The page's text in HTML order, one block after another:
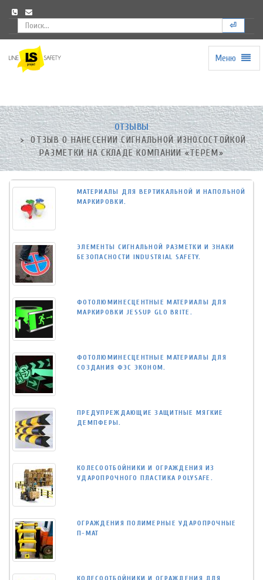
⏎
to
homepage
Меню
ОТЗЫВЫ
ОТЗЫВ О НАНЕСЕНИИ СИГНАЛЬНОЙ ИЗНОСОСТОЙКОЙ
РАЗМЕТКИ НА СКЛАДЕ КОМПАНИИ «ТЕРЕМ»
МАТЕРИАЛЫ ДЛЯ ВЕРТИКАЛЬНОЙ И НАПОЛЬНОЙ
МАРКИРОВКИ.
ЭЛЕМЕНТЫ СИГНАЛЬНОЙ РАЗМЕТКИ И ЗНАКИ
БЕЗОПАСНОСТИ INDUSTRIAL SAFETY.
ФОТОЛЮМИНЕСЦЕНТНЫЕ МАТЕРИАЛЫ ДЛЯ
МАРКИРОВКИ JESSUP GLO BRITE.
ФОТОЛЮМИНЕСЦЕНТНЫЕ МАТЕРИАЛЫ ДЛЯ
СОЗДАНИЯ ФЭС ЭКОНОМ.
ПРЕДУПРЕЖДАЮЩИЕ ЗАЩИТНЫЕ МЯГКИЕ
ДЕМПФЕРЫ.
КОЛЕСООТБОЙНИКИ И ОГРАЖДЕНИЯ ИЗ
УДАРОПРОЧНОГО ПЛАСТИКА POLYSAFE.
ОГРАЖДЕНИЯ ПОЛИМЕРНЫЕ УДАРОПРОЧНЫЕ
П-МАТ
КОЛЕСООТБОЙНИКИ И ОГРАЖДЕНИЯ ДЛЯ